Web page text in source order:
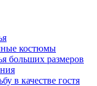
костюмы
больших размеров
в качестве гостя